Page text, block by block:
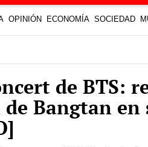
OPINIÓN ECONOMÍA SOCIEDAD
de BTS:
Bangtan en